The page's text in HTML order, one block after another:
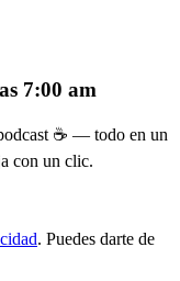
7:00 am
☕ — todo en un
con un clic.
. Puedes darte de